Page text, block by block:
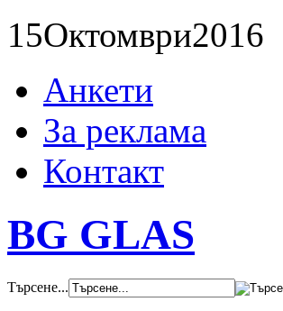
15Октомври2016
Анкети
За реклама
Контакт
BG GLAS
Търсене...